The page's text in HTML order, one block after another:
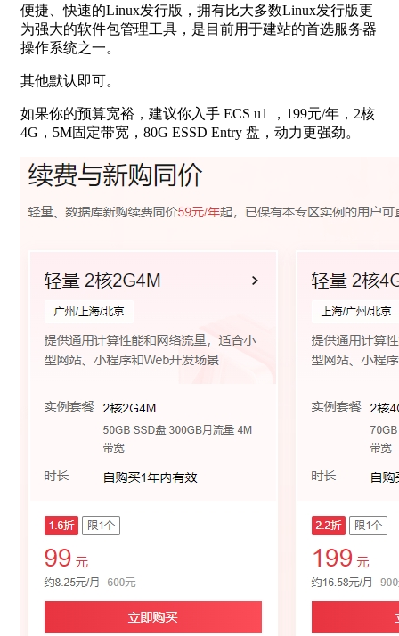
便捷、快速的Linux发行版，拥有比大多数Linux发行版更
为强大的软件包管理工具，是目前用于建站的首选服务器
操作系统之一。
其他默认即可。
如果你的预算宽裕，建议你入手 ECS u1 ，199元/年，2核
4G，5M固定带宽，80G ESSD Entry 盘，动力更强劲。